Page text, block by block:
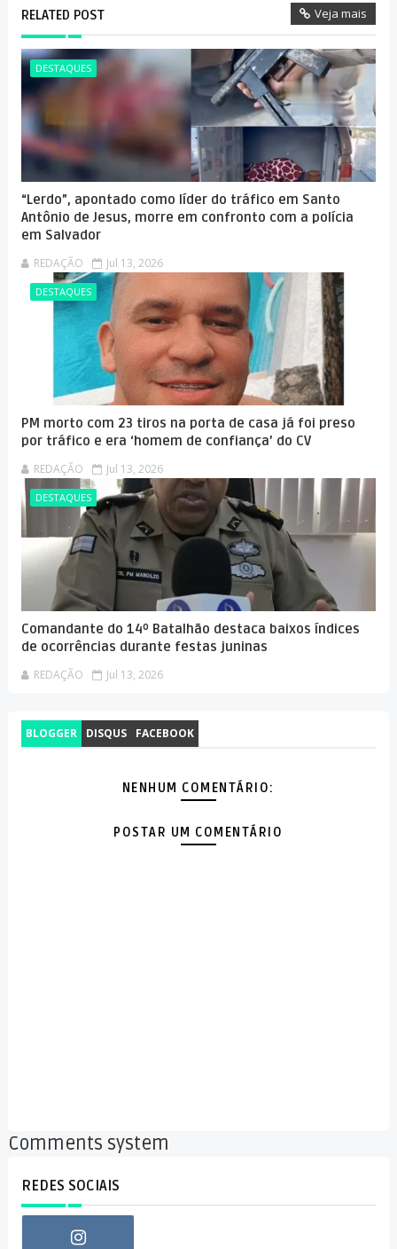
RELATED POST Veja mais
DESTAQUES
“Lerdo”, apontado como líder do tráfico em Santo
Antônio de Jesus, morre em confronto com a polícia
em Salvador
REDAÇÃO Jul 13, 2026
DESTAQUES
PM morto com 23 tiros na porta de casa já foi preso
por tráfico e era ‘homem de confiança’ do CV
REDAÇÃO Jul 13, 2026
DESTAQUES
Comandante do 14º Batalhão destaca baixos índices
de ocorrências durante festas juninas
REDAÇÃO Jul 13, 2026
BLOGGER DISQUS FACEBOOK
NENHUM COMENTÁRIO:
POSTAR UM COMENTÁRIO
Comments system
REDES SOCIAIS